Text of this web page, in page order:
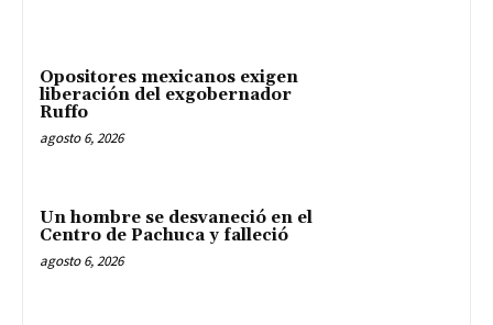
Opositores mexicanos exigen
liberación del exgobernador
Ruffo
agosto 6, 2026
Un hombre se desvaneció en el
Centro de Pachuca y falleció
agosto 6, 2026